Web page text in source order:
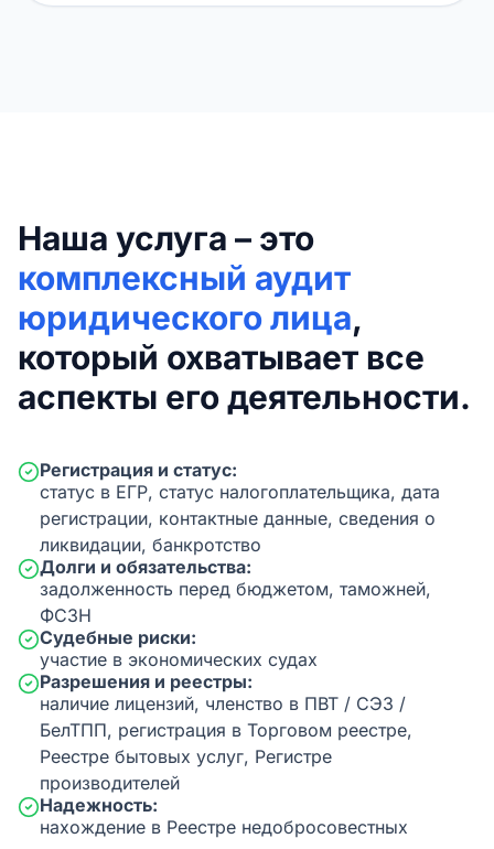
Наша услуга – это
комплексный аудит
юридического лица,
который охватывает все
аспекты его деятельности.
Регистрация и статус:
статус в ЕГР, статус налогоплательщика, дата
регистрации, контактные данные, сведения о
ликвидации, банкротство
Долги и обязательства:
задолженность перед бюджетом, таможней,
ФСЗН
Судебные риски:
участие в экономических судах
Разрешения и реестры:
наличие лицензий, членство в ПВТ / СЭЗ /
БелТПП, регистрация в Торговом реестре,
Реестре бытовых услуг, Регистре
производителей
Надежность:
нахождение в Реестре недобросовестных